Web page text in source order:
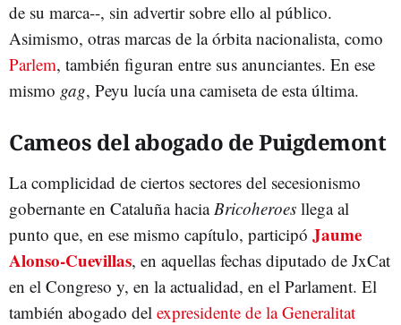
de su marca--, sin advertir sobre ello al público.
Asimismo, otras marcas de la órbita nacionalista, como
Parlem, también figuran entre sus anunciantes. En ese
mismo gag, Peyu lucía una camiseta de esta última.
Cameos del abogado de Puigdemont
La complicidad de ciertos sectores del secesionismo
gobernante en Cataluña haciaBricoheroes llega al
punto que, en ese mismo capítulo, participó Jaume
Alonso-Cuevillas, en aquellas fechas diputado de JxCat
en el Congreso y, en la actualidad, en el Parlament. El
también abogado del expresidente de la Generalitat